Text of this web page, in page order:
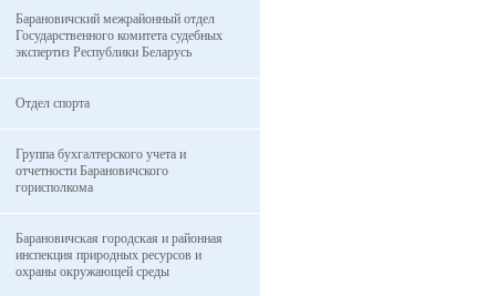
Барановичский межрайонный отдел
Государственного комитета судебных
экспертиз Республики Беларусь
Отдел спорта
Группа бухгалтерского учета и
отчетности Барановичского
горисполкома
Барановичская городская и районная
инспекция природных ресурсов и
охраны окружающей среды